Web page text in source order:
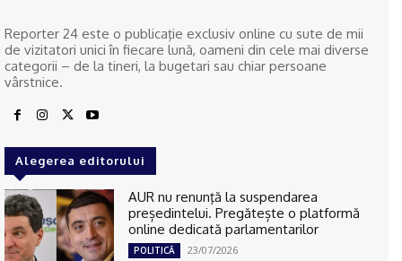
Reporter 24 este o publicaţie exclusiv online cu sute de mii
de vizitatori unici în fiecare lună, oameni din cele mai diverse
categorii – de la tineri, la bugetari sau chiar persoane
vârstnice.
Alegerea editorului
AUR nu renunţă la suspendarea
președintelui. Pregătește o platformă
online dedicată parlamentarilor
POLITICĂ 23/07/2026